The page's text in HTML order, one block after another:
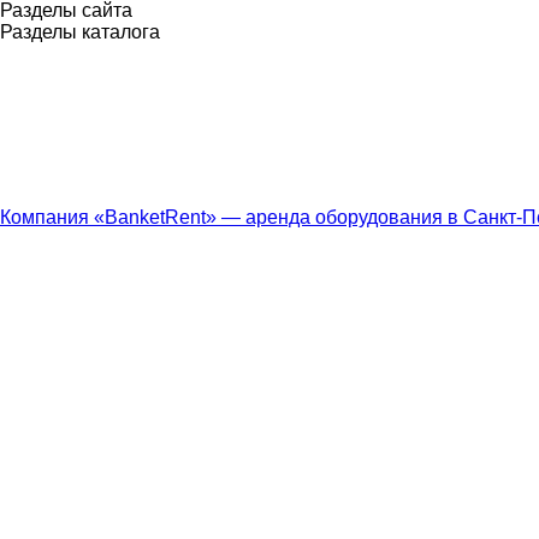
Разделы сайта
Разделы каталога
Компания «BanketRent» — аренда оборудования в Санкт-